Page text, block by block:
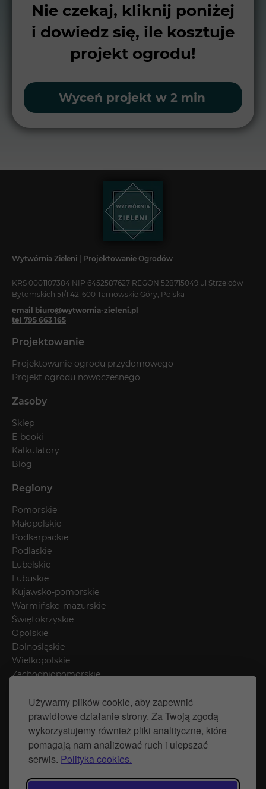
Używamy plików cookie, aby zapewnić
prawidłowe działanie strony. Za Twoją zgodą
wykorzystujemy również pliki analityczne, które
pomagają nam analizować ruch i ulepszać
serwis. Polityka cookies.
Nie czekaj, kliknij poniżej
i dowiedz się, ile kosztuje
projekt ogrodu!
Wyceń projekt w 2 min
Wytwórnia Zieleni | Projektowanie Ogrodów
KRS 0001107384 NIP 6452587627 REGON 528715049 ul Strzelców
Bytomskich 51/1 42-600 Tarnowskie Góry, Polska
email biuro@wytwornia-zieleni.pl
tel 795 663 165
Projektowanie
Projektowanie ogrodu przydomowego
Projekt ogrodu nowoczesnego
Zasoby
Sklep
E-booki
Kalkulatory
Blog
Regiony
Pomorskie
Małopolskie
Podkarpackie
Podlaskie
Lubelskie
Lubuskie
Kujawsko-pomorskie
Warmińsko-mazurskie
Świętokrzyskie
Opolskie
Dolnośląskie
Wielkopolskie
Zachodniopomorskie
Mazowieckie
Śląskie
Polityka prywatności
Polityka Cookies
Strona stworzona przez Naprawimyfirme.pl